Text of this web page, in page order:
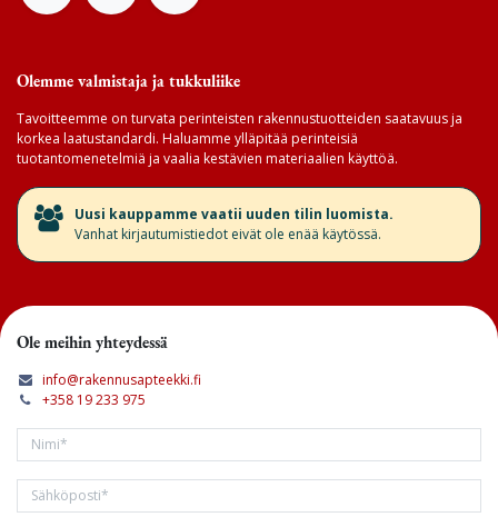
Olemme valmistaja ja tukkuliike
Tavoitteemme on turvata perinteisten rakennustuotteiden saatavuus ja
korkea laatustandardi. Haluamme ylläpitää perinteisiä
tuotantomenetelmiä ja vaalia kestävien materiaalien käyttöä.
​Uusi kauppamme vaatii uuden tilin luomista.
Vanhat kirjautumistiedot eivät ole enää käytössä.
Ole meihin yhteydessä
info@rakennusapteekki.fi
+358 19 233 975